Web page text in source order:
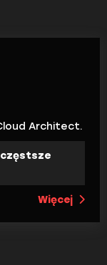
Architect.
Więcej